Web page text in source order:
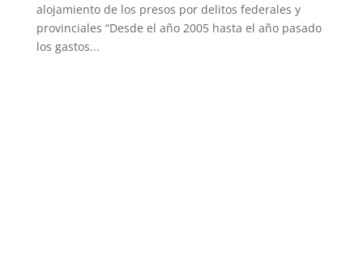
alojamiento de los presos por delitos federales y
provinciales “Desde el año 2005 hasta el año pasado
los gastos...